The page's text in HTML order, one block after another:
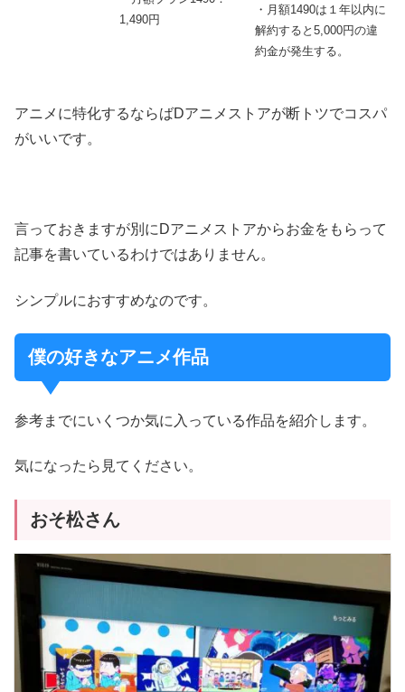
1,490円
・月額1490は１年以内に
解約すると5,000円の違
約金が発生する。
アニメに特化するならばDアニメストアが断トツでコスパ
がいいです。
言っておきますが別にDアニメストアからお金をもらって
記事を書いているわけではありません。
シンプルにおすすめなのです。
僕の好きなアニメ作品
参考までにいくつか気に入っている作品を紹介します。
気になったら見てください。
おそ松さん